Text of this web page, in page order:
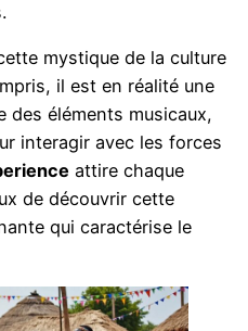
mystique de la culture
il est en réalité une
des éléments musicaux,
interagir avec les forces
attire chaque
de découvrir cette
qui caractérise le